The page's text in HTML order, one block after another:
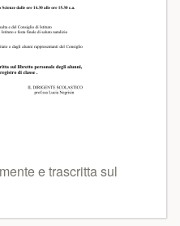
e trascritta sul